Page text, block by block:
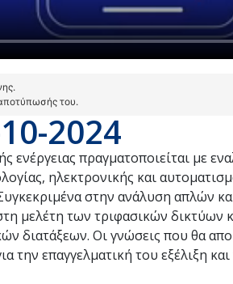
του.
2024
πραγματοποιείται με
ηλεκτρονικής και
στην ανάλυση απλών
μελέτη των τριφασικών δικτύων
διατάξεων. Οι γνώσεις που θα
την επαγγελματική του εξέλιξη